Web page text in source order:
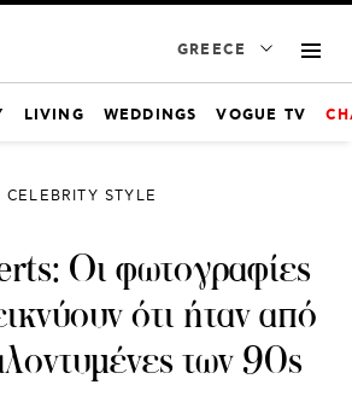
GREECE
LIVING WEDDINGS VOGUE TV
CELEBRITY STYLE
Οι φωτογραφίες
ότι ήταν από
των 90s